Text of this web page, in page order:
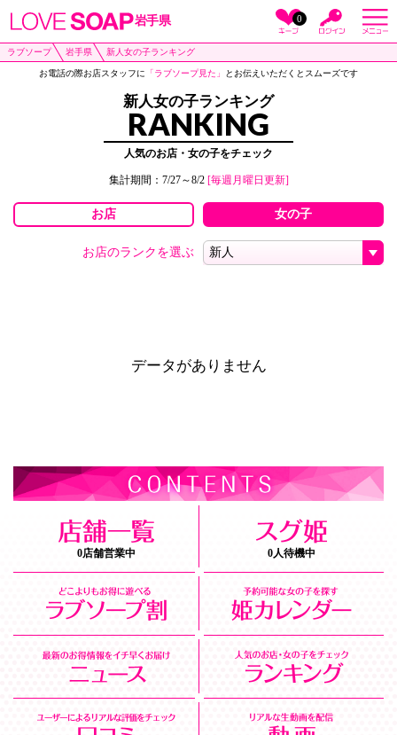
岩手県 0
ラブソープ 岩手県 新人女の子ランキング
お電話の際お店スタッフに 「ラブソープ見た」 とお伝えいただくとスムーズです
新人女の子ランキング
RANKING
人気のお店・女の子をチェック
集計期間：7/27～8/2 [毎週月曜日更新]
お店 女の子
お店のランクを選ぶ
データがありません
0店舗営業中 0人待機中